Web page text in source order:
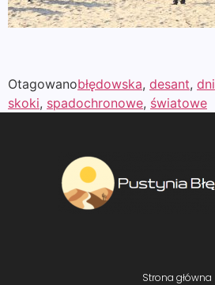
Otagowanobłędowska, desant, dni
skoki, spadochronowe, światowe
Strona główna